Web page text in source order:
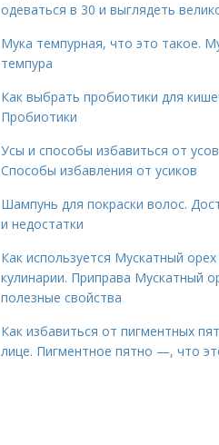
одеваться в 30 и выглядеть
Мука темпурная, что это такое.
темпура
Как выбрать пробиотики для
Пробиотики
Усы и способы избавиться от
Способы избавления от усиков
Шампунь для покраски волос.
и недостатки
Как используется Мускатный орех
кулинарии. Приправа Мускатный
полезные свойства
Как избавиться от пигментных
лице. Пигментное пятно —, что